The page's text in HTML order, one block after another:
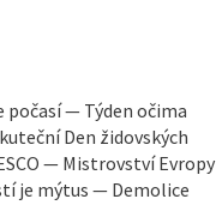
— Týden očima
Den židovských
— Mistrovství Evropy
je mýtus — Demolice